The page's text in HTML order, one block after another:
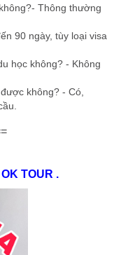
Thông thường
90 ngày, tùy loại visa
học không? - Không
không? - Có,
TOUR .